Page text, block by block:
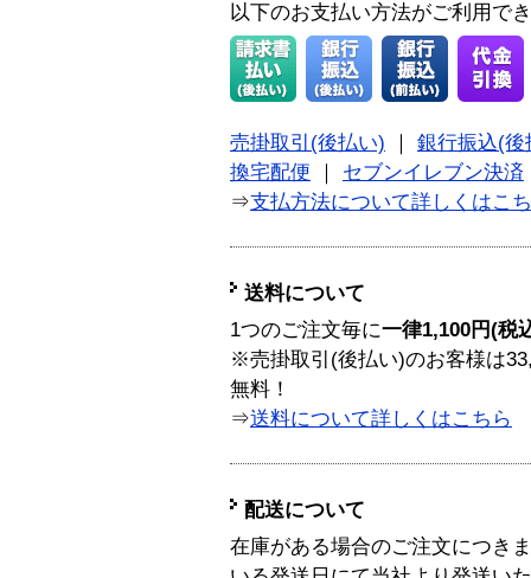
以下のお支払い方法がご利用で
売掛取引(後払い)
銀行振込(後
換宅配便
セブンイレブン決済
⇒支払方法について詳しくはこ
送料について
1つのご注文毎に一律1,100円(税
※売掛取引(後払い)のお客様は
無料！
⇒送料について詳しくはこちら
配送について
在庫がある場合のご注文につき